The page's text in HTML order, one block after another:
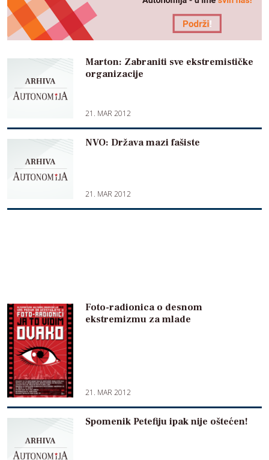
Marton: Zabraniti sve ekstremističke
organizacije
21. MAR 2012
NVO: Država mazi fašiste
21. MAR 2012
Foto-radionica o desnom
ekstremizmu za mlade
21. MAR 2012
Spomenik Petefiju ipak nije oštećen!